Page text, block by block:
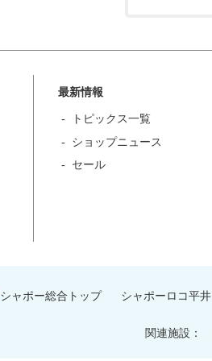
最新情報
トピックス一覧
ショップニュース
セール
シャポー総合トップ シャポーロコ平井
関連施設：